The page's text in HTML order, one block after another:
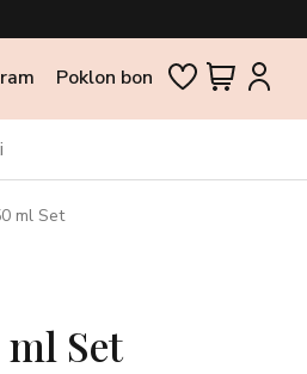
Poklon bon
ml Set
Set